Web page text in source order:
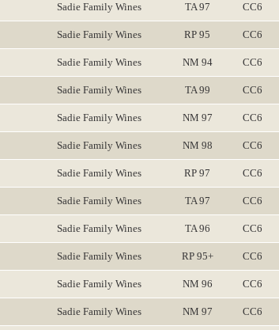
Sadie Family Wines TA 97 CC6
Sadie Family Wines RP 95 CC6
Sadie Family Wines NM 94 CC6
Sadie Family Wines TA 99 CC6
Sadie Family Wines NM 97 CC6
Sadie Family Wines NM 98 CC6
Sadie Family Wines RP 97 CC6
Sadie Family Wines TA 97 CC6
Sadie Family Wines TA 96 CC6
Sadie Family Wines RP 95+ CC6
Sadie Family Wines NM 96 CC6
Sadie Family Wines NM 97 CC6